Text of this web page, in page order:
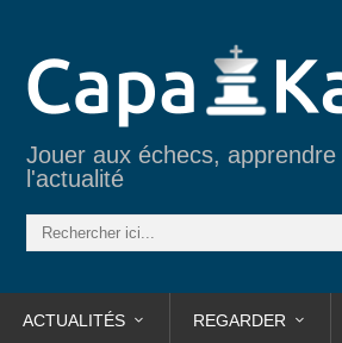
Jouer aux échecs,
l'actualité
ACTUALITÉS REGARDER